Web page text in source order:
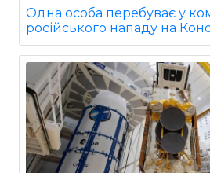
Одна особа перебуває у
російського нападу на